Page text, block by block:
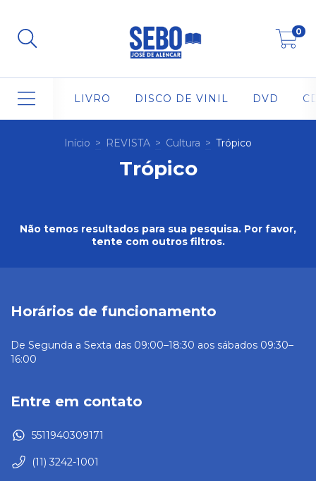
0
LIVRO DISCO DE VINIL DVD
Início > REVISTA > Cultura > Trópico
Trópico
Não temos resultados para sua pesquisa. Por favor,
tente com outros filtros.
Horários de funcionamento
De Segunda a Sexta das 09:00–18:30 aos sábados 09:30–
16:00
Entre em contato
5511940309171
(11) 3242-1001